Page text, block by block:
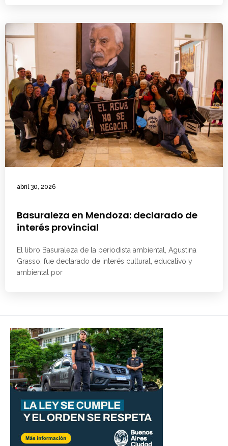
abril 30, 2026
Basuraleza en Mendoza: declarado de
interés provincial
El libro Basuraleza de la periodista ambiental, Agustina
Grasso, fue declarado de interés cultural, educativo y
ambiental por